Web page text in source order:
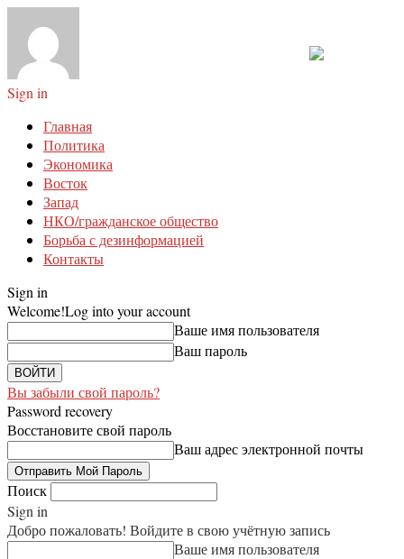
Sign in
Главная
Политика
Экономика
Восток
Запад
НКО/гражданское общество
Борьба с дезинформацией
Контакты
Sign in
Welcome!Log into your account
Ваше имя пользователя
Ваш пароль
Вы забыли свой пароль?
Password recovery
Восстановите свой пароль
Ваш адрес электронной почты
Поиск
Sign in
Добро пожаловать! Войдите в свою учётную запись
Ваше имя пользователя